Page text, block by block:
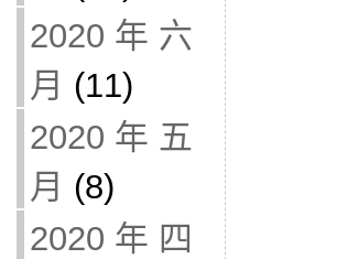
2020 年 六
月 (11)
2020 年 五
月 (8)
2020 年 四